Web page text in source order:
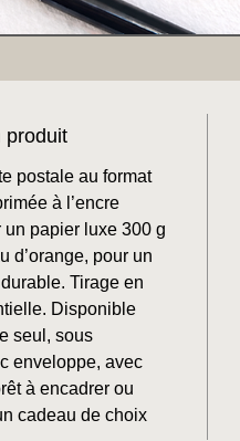
produit
postale au format
à l’encre
un papier luxe 300 g
d’orange, pour un
Tirage en
Disponible
seul, sous
enveloppe, avec
à encadrer ou
cadeau de choix